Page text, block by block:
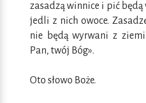
zasadzą winnice i pić będą
jedli z nich owoce.
nie będą wyrwani z
Pan, twój Bóg».
Oto słowo Boże.